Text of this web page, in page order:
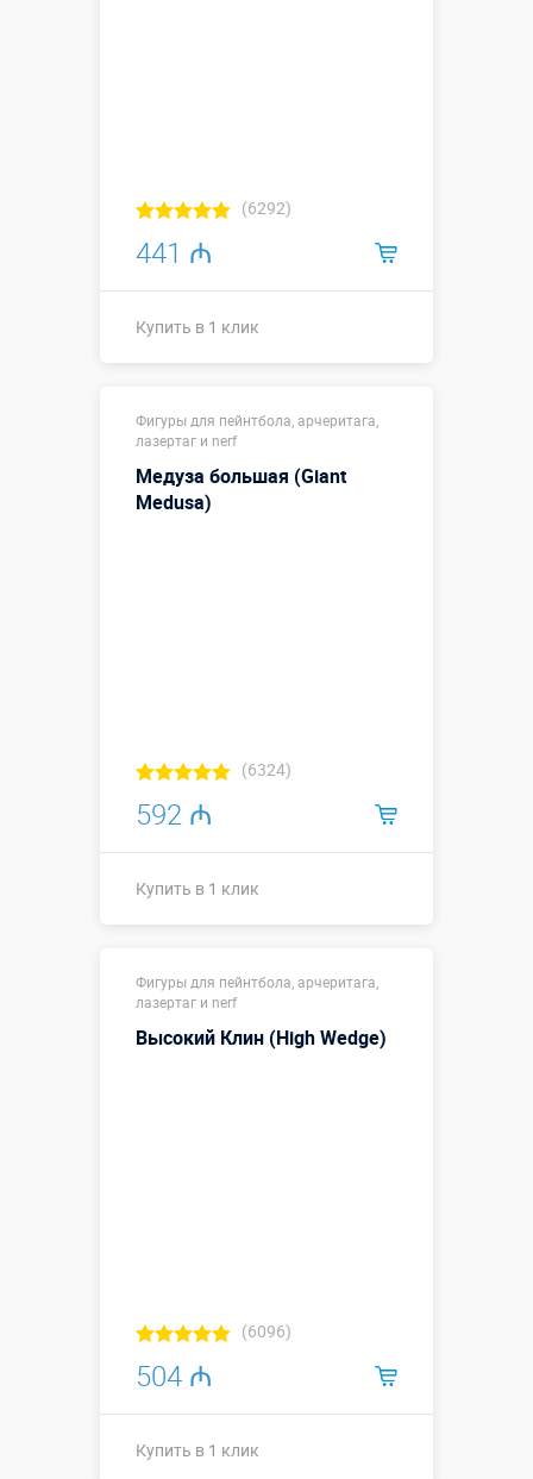
(6292)
441 ₼
Купить в 1 клик
Фигуры для пейнтбола, арчеритага,
лазертаг и nerf
Медуза большая (Giant
Medusa)
(6324)
592 ₼
Купить в 1 клик
Фигуры для пейнтбола, арчеритага,
лазертаг и nerf
Высокий Клин (High Wedge)
(6096)
504 ₼
Купить в 1 клик